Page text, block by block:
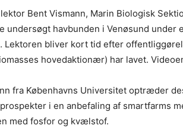
Bent Vismann, Marin Biologisk
undersøgt havbunden i Venøsund under
Lektoren bliver kort tid efter
hovedaktionær) har lavet.
fra Københavns Universitet optræder
i en anbefaling af smartfarms
med fosfor og kvælstof.